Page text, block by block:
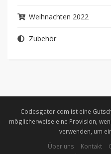
Weihnachten 2022
Zubehör
Codesgator.com ist eine
möglicherweise eine Provision,
verwenden, um
Über uns
Kontakt